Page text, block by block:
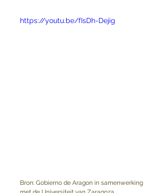
https://youtu.be/fIsDh-Dejig
Bron: Gobierno de Aragon in samenwerking